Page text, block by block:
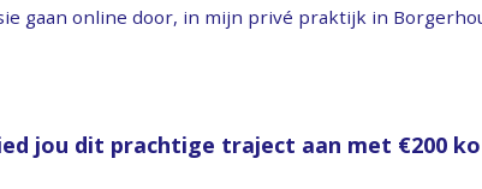
gaan online door, in mijn privé praktijk in
jou dit prachtige traject aan met €200